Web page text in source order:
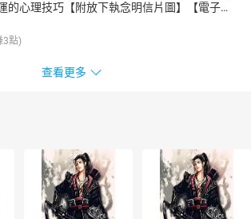
的心理技巧【附放下執念明信片圖】【電子
3點)
查看更多